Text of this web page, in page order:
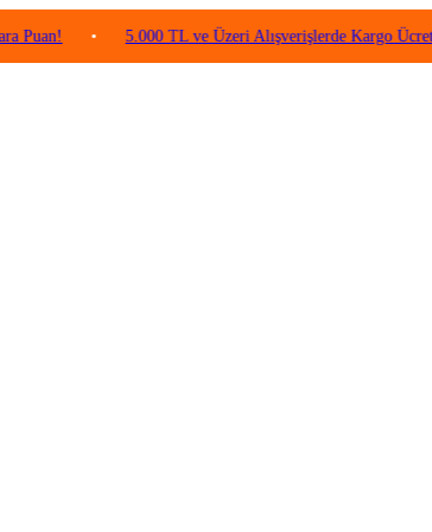
• 5.000 TL ve Üzeri Alışverişlerde Kargo Ücretsiz! •